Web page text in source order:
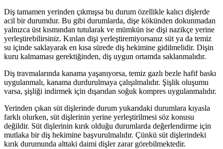
Diş tamamen yerinden çıkmışsa bu durum özellikle kalıcı dişlerde
acil bir durumdur. Bu gibi durumlarda, dişe kökünden dokunmadan
yalnızca üst kısmından tutularak ve mümkün ise dişi nazikçe yerine
yerleştirebilirsiniz. Kırılan dişi yerleştiremiyorsanız süt ya da temiz
su içinde saklayarak en kısa sürede diş hekimine gidilmelidir. Dişin
kuru kalmaması gerektiğinden, diş uygun ortamda saklanmalıdır.
Diş travmalarında kanama yaşanıyorsa, temiz gazlı bezle hafif baskı
uygulanmalı, kanama durdurulmaya çalışılmalıdır. Şişlik oluşumu
varsa, şişliği indirmek için dışarıdan soğuk kompres uygulanmalıdır.
Yerinden çıkan süt dişlerinde durum yukarıdaki durumlara kıyasla
farklı olurken, süt dişlerinin yerine yerleştirilmesi söz konusu
değildir. Süt dişlerinin kırık olduğu durumlarda değerlendirme için
mutlaka bir diş hekimine başvurulmalıdır. Çünkü süt dişlerindeki
kırık durumunda alttaki daimi dişler zarar görebilmektedir.